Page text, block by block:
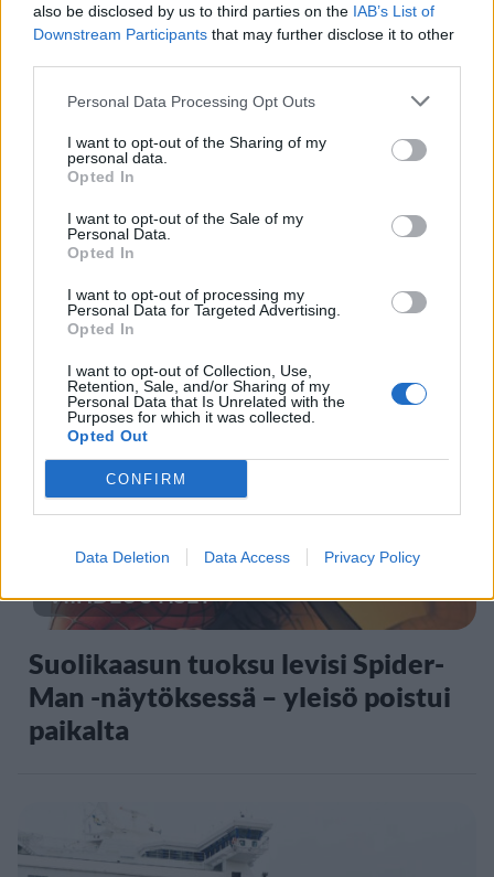
also be disclosed by us to third parties on the IAB’s List of
Downstream Participants that may further disclose it to other
Personal Data Processing Opt Outs
I want to opt-out of the Sharing of my
personal data.
Opted In
I want to opt-out of the Sale of my
Personal Data.
Opted In
I want to opt-out of processing my
Personal Data for Targeted Advertising.
Opted In
I want to opt-out of Collection, Use,
Retention, Sale, and/or Sharing of my
Personal Data that Is Unrelated with the
Purposes for which it was collected.
Opted Out
CONFIRM
Data Deletion Data Access Privacy Policy
4
UUTISET
Kela voi leikata tukia
ulkomaanmatkan vuoksi
5
VIIHDEUUTISET
Suolikaasun tuoksu levisi Spider-
Man -näytöksessä – yleisö poistui
paikalta